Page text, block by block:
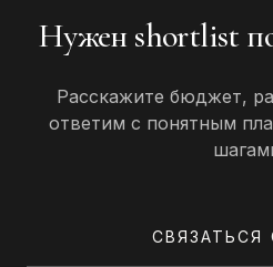
Нужен shortlist
Расскажите бюджет,
ответим с понятным
СВЯЗАТЬСЯ